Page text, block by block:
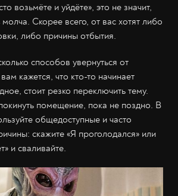
возьмёте и уйдёте», это не значит,
Скорее всего, от вас хотят либо
либо причины отбытия.
способов увернуться от
кажется, что кто-то начинает
стоит резко переключить тему.
помещение, пока не поздно. В
общедоступные и часто
скажите «Я проголодался» или
и сваливайте.